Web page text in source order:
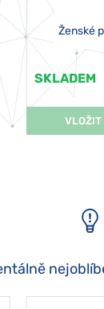
Ženské
SKLADEM
VLOŽIT